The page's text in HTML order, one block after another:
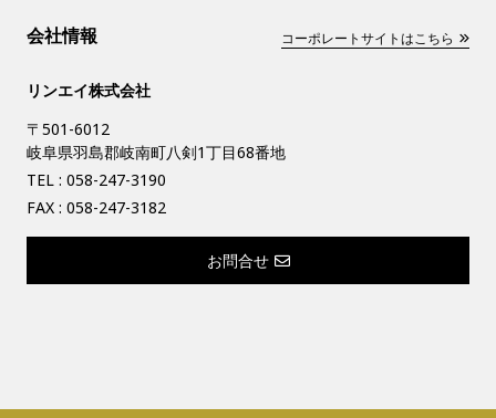
会社情報 コーポレートサイトはこちら
リンエイ株式会社
〒501-6012
岐阜県羽島郡岐南町八剣1丁目68番地
TEL : 058-247-3190
FAX : 058-247-3182
お問合せ